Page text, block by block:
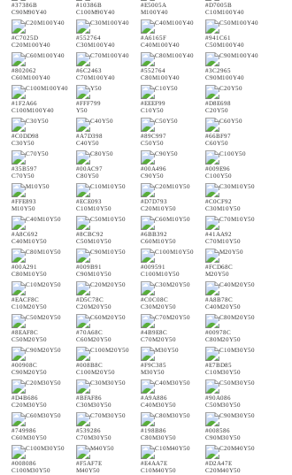
#37386B
C90M90Y40
#10386B
C100M90Y40
#E5005A
M100Y40
#D7005B
C10M100Y40
#C7025D
C20M100Y40
#552764
C30M100Y40
#A6165F
C40M100Y40
#941C61
C50M100Y40
#802062
C60M100Y40
#6C2463
C70M100Y40
#552764
C80M100Y40
#3C2965
C90M100Y40
#1F2A66
C100M100Y40
#FFF799
Y50
#EEEF99
C10Y50
#D8E698
C20Y50
#C0DD98
C30Y50
#A7D398
C40Y50
#89C997
C50Y50
#66BF97
C60Y50
#35B597
C70Y50
#00AC97
C80Y50
#00A496
C90Y50
#009E96
C100Y50
#FFE893
M10Y50
#ECE093
C10M10Y50
#D7D793
C20M10Y50
#C0CF92
C30M10Y50
#A8C692
C40M10Y50
#8CBC92
C50M10Y50
#6BB392
C60M10Y50
#41AA92
C70M10Y50
#00A291
C80M10Y50
#009B91
C90M10Y50
#009591
C100M10Y50
#FCD68C
M20Y50
#EACF8C
C10M20Y50
#D5C78C
C20M20Y50
#C0C08C
C30M20Y50
#A8B78C
C40M20Y50
#8EAF8C
C50M20Y50
#70A68C
C60M20Y50
#4B9E8C
C70M20Y50
#00978C
C80M20Y50
#00908C
C90M20Y50
#008B8C
C100M20Y50
#F9C385
M30Y50
#E7BD85
C10M30Y50
#D4B686
C20M30Y50
#BFAF86
C30M30Y50
#A9A886
C40M30Y50
#90A086
C50M30Y50
#749986
C60M30Y50
#539286
C70M30Y50
#198B86
C80M30Y50
#008586
C90M30Y50
#008086
C100M30Y50
#F5AF7E
M40Y50
#E4AA7E
C10M40Y50
#D2A47E
C20M40Y50